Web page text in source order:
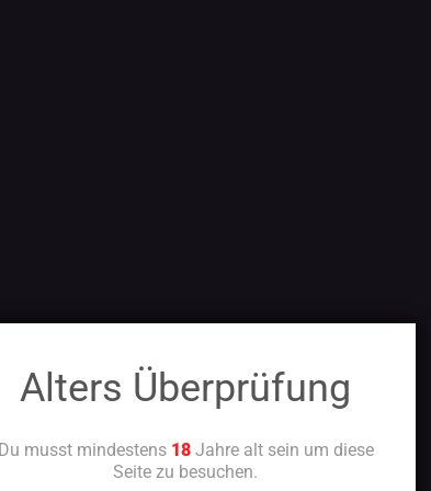
Alters Überprüfung
Du musst mindestens 18Jahre alt sein um diese
Seite zu besuchen.